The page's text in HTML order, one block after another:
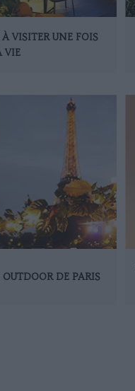
VISITER UNE FOIS
VIE
OUTDOOR DE PARIS